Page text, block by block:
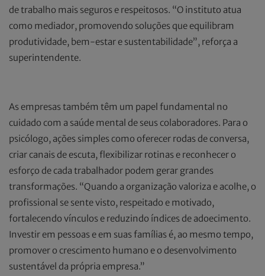
de trabalho mais seguros e respeitosos. “O instituto atua
como mediador, promovendo soluções que equilibram
produtividade, bem-estar e sustentabilidade”, reforça a
superintendente.
As empresas também têm um papel fundamental no
cuidado com a saúde mental de seus colaboradores. Para o
psicólogo, ações simples como oferecer rodas de conversa,
criar canais de escuta, flexibilizar rotinas e reconhecer o
esforço de cada trabalhador podem gerar grandes
transformações. “Quando a organização valoriza e acolhe, o
profissional se sente visto, respeitado e motivado,
fortalecendo vínculos e reduzindo índices de adoecimento.
Investir em pessoas e em suas famílias é, ao mesmo tempo,
promover o crescimento humano e o desenvolvimento
sustentável da própria empresa.”